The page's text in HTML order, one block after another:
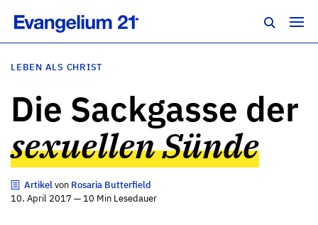
LEBEN ALS CHRIST
Die Sackgasse der
sexuellen Sünde
Artikelvon Rosaria Butterfield
10. April 2017 — 10 Min Lesedauer